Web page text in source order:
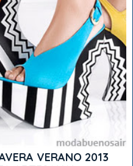
VERANO 2013